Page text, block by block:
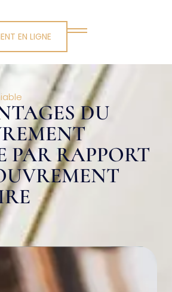
EN LIGNE
DU
PAR RAPPORT